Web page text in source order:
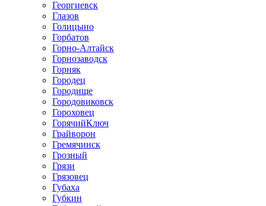
Георгиевск
Глазов
Голицыно
Горбатов
Горно-Алтайск
Горнозаводск
Горняк
Городец
Городище
Городовиковск
Гороховец
ГорячийКлюч
Грайворон
Гремячинск
Грозный
Грязи
Грязовец
Губаха
Губкин